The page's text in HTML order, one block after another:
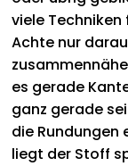
viele
Achte nur
es gerade
ganz gerade
die Rundungen
liegt der Stoff